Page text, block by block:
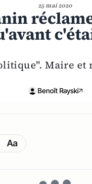
25 mai 2020
Maire et
Benoît Rayski
Aa